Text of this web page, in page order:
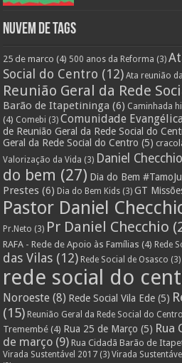
Nuvem de Tags
25 de marco (4) 500 anos da Reforma (3)
Social do Centro (12) Ata reunião
Reunião Geral da Rede
Barão de Itapetininga (6) Caminhada
(4) Comebi (3) Comunidade
de Reunião Geral da Rede Social do
Geral da Rede Social do Centro (5)
Valorização da Vida (3) Daniel Checchio
do bem (27) Dia do Bem
Prestes (6) Dia do Bem Kids (3) GT
Pastor Daniel
Pr.Neto (3) Pr Daniel Checchio
RAFA - Rede de Apoio às Famílias (4) Rede
das Vilas (12) Rede Social de Osasco (3)
rede social do
Noroeste (8) Rede Social Vila Ede (5)
(15) Reunião Geral da Rede Social do Centro
Tremembé (4) Rua 25 de Março (5) Rua
de março (9) Rua Cidadã Barão de
Virada Sustentável 2017 (3) Virada